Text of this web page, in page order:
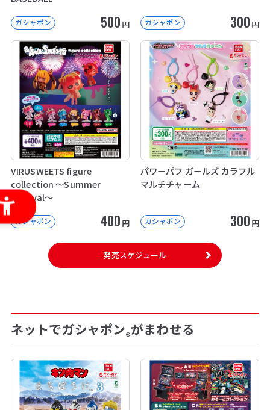
ガシャポン 500 円 ガシャポン 300 円
VIRUSWEETS figure
collection ～Summer
Festival～
ガシャポン 400 円
パワーパフ ガールズ カラフル
マルチチャーム
ガシャポン 300 円
発売スケジュール
ネットでガシャポン®がまわせる